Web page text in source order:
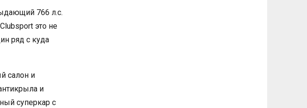
766 л.с.
это не
ряд с куда
салон и
и
суперкар с